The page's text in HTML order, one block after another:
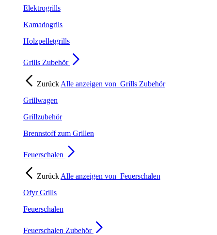
Elektrogrills
Kamadogrils
Holzpelletgrills
Grills Zubehör
Zurück Alle anzeigen von Grills Zubehör
Grillwagen
Grillzubehör
Brennstoff zum Grillen
Feuerschalen
Zurück Alle anzeigen von Feuerschalen
Ofyr Grills
Feuerschalen
Feuerschalen Zubehör